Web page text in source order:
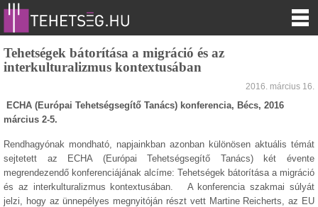
Tehetségek bátorítása a migráció és az
interkulturalizmus kontextusában
2016. március 16.
ECHA (Európai Tehetségsegítő Tanács) konferencia, Bécs, 2016
március 2-5.
Rendhagyónak mondható, napjainkban azonban különösen aktuális témát
sejtetett az ECHA (Európai Tehetségsegítő Tanács) két évente
megrendezendő konferenciájának alcíme: Tehetségek bátorítása a migráció
és az interkulturalizmus kontextusában. A konferencia szakmai súlyát
jelzi, hogy az ünnepélyes megnyitóján részt vett Martine Reicherts, az EU